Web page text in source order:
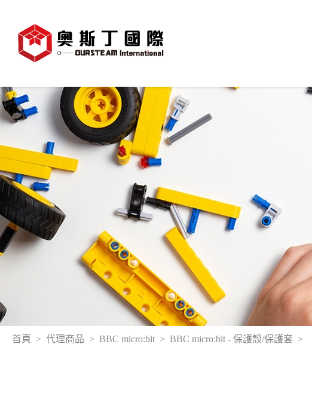
首頁 代理商品 BBC micro:bit BBC micro:bit - 保護殼/保護套